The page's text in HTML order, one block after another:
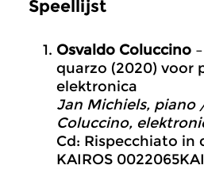
Speellijst
Osvaldo Coluccino
quarzo (2020) voor
elektronica
Jan Michiels, piano
Coluccino,
Cd: Rispecchiato in
KAIROS 0022065KAI